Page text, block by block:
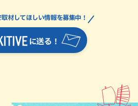
に送る！
材してほしい情報を募集中！